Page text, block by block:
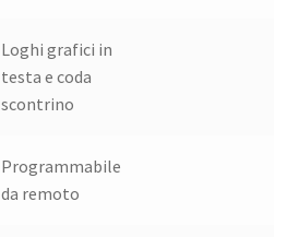
Loghi grafici in
testa e coda
scontrino
Programmabile
da remoto